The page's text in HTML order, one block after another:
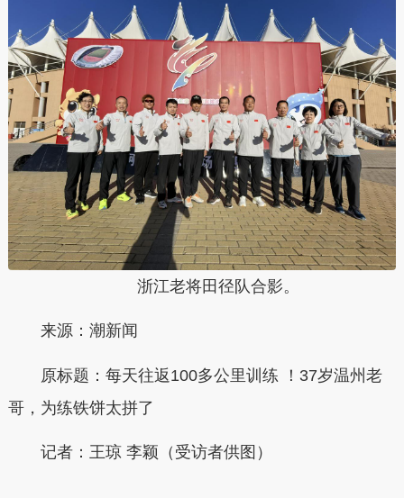
浙江老将田径队合影。
来源：潮新闻
原标题：每天往返100多公里训练 ！37岁温州老
哥，为练铁饼太拼了
记者： 王琼 李颖 （受访者供图）